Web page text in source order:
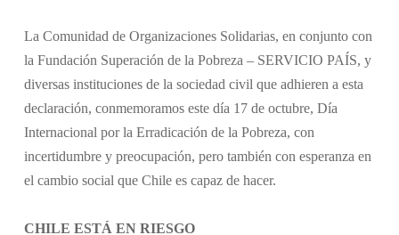
La Comunidad de Organizaciones Solidarias, en conjunto con
la Fundación Superación de la Pobreza – SERVICIO PAÍS, y
diversas instituciones de la sociedad civil que adhieren a esta
declaración, conmemoramos este día 17 de octubre, Día
Internacional por la Erradicación de la Pobreza, con
incertidumbre y preocupación, pero también con esperanza en
el cambio social que Chile es capaz de hacer.
CHILE ESTÁ EN RIESGO